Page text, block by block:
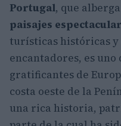
Portugal, que alberga
paisajes
turísticas históricas y
encantadores, es uno
gratificantes de
costa oeste de la
una rica historia,